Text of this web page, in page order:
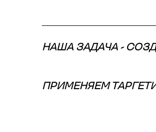
НАША ЗАДАЧА -
ПРИМЕНЯЕМ